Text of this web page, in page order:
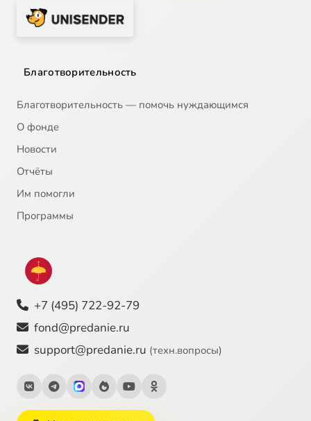
Благотворительность
Благотворительность — помочь нуждающимся
О фонде
Новости
Отчёты
Им помогли
Программы
+7 (495) 722-92-79
fond@predanie.ru
support@predanie.ru (техн.вопросы)